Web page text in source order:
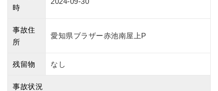
時
事故住
所
愛知県ブラザー赤池南屋上P
残留物 なし
事故状況